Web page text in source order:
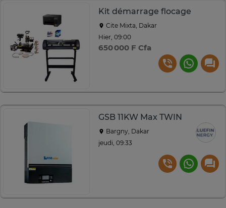
Kit démarrage flocage
Cite Mixta, Dakar
Hier, 09:00
650 000 F Cfa
GSB 11KW Max TWIN
Bargny, Dakar
jeudi, 09:33